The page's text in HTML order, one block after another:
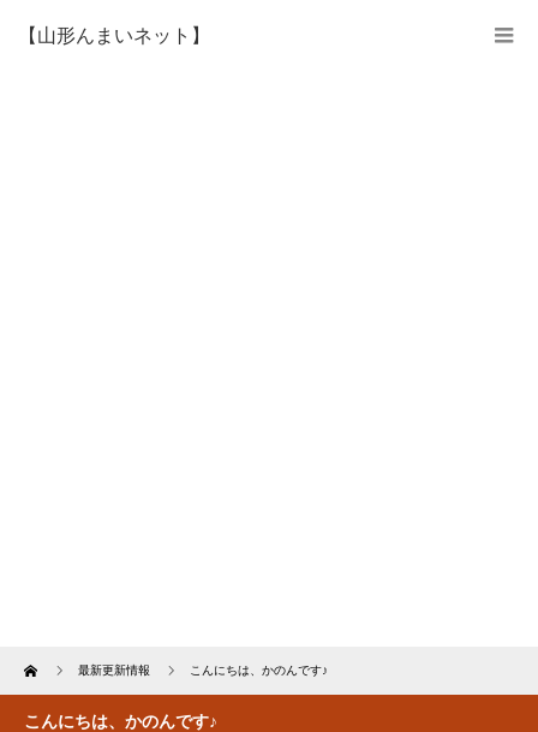
【山形んまいネット】
Home 最新更新情報 こんにちは、かのんです♪
こんにちは、かのんです♪